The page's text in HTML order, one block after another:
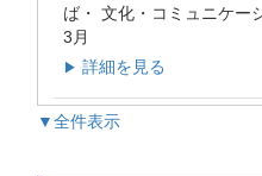
ば・ 文化・コミュニケ
3月
▶ 詳細を見る
▼全件表示